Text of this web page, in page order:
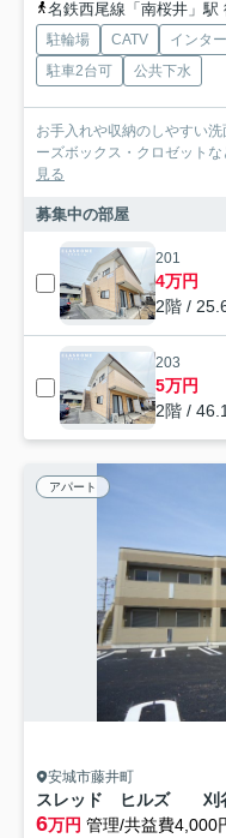
名鉄西尾線「南桜井」駅
駐輪場 CATV インタ
駐車2台可
公共下水
お手入れや収納のしやすい
ーズボックス・クロゼット
見る
募集中の部屋
201
4万円
2階 /
203
5万円
2階 /
アパート
安城市藤井町
6万円 管理/共益費4,000